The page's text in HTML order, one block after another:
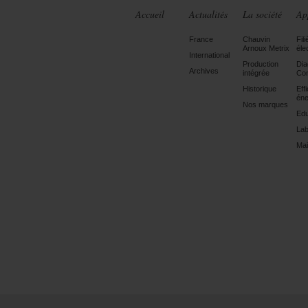
Accueil Actualités
France
International
Archives
La société
Chauvin
Arnoux Metrix
Production
intégrée
Historique
Nos marques